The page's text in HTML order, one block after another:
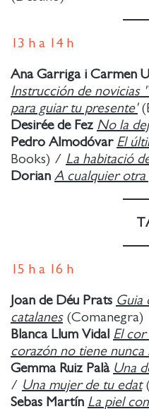
13 h a 14 h
Ana Garriga i Carmen
Instrucción de novicias
para guiar tu presente'
Desirée de Fez No la
Pedro Almodóvar El
Books) / La habitació
Dorian A cualquier otra
15 h a 16 h
Joan de Déu Prats Guia
catalanes(Comanegra)
Blanca Llum Vidal El
corazón no tiene nunca
Gemma Ruiz Palà Una
/ Una mujer de tu edat
Sebas Martín La piel